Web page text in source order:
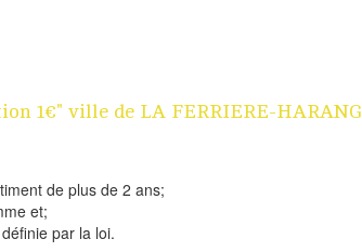
1€" ville de LA FERRIERE-HARANG
de plus de 2 ans;
et;
par la loi.